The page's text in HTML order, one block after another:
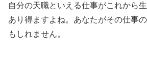
自分の天職といえる仕事がこれから
あり得ますよね。あなたがその仕事
もしれません。